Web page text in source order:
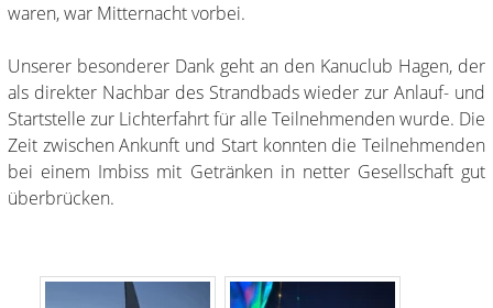
waren, war Mitternacht vorbei.
Unserer besonderer Dank geht an den Kanuclub Hagen, der
als direkter Nachbar des Strandbads wieder zur Anlauf- und
Startstelle zur Lichterfahrt für alle Teilnehmenden wurde. Die
Zeit zwischen Ankunft und Start konnten die Teilnehmenden
bei einem Imbiss mit Getränken in netter Gesellschaft gut
überbrücken.